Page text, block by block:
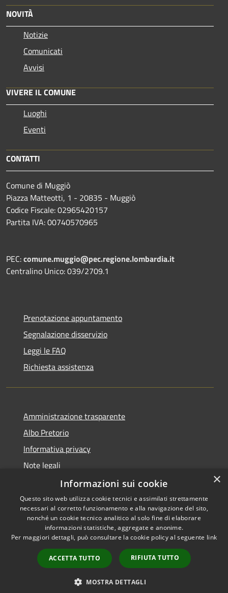
NOVITÀ
Notizie
Comunicati
Avvisi
VIVERE IL COMUNE
Luoghi
Eventi
CONTATTI
Comune di Muggiò
Piazza Matteotti, 1 - 20835 - Muggiò
Codice Fiscale: 02965420157
Partita IVA: 00740570965
PEC:comune.muggio@pec.regione.lombardia.it
Centralino Unico: 039/2709.1
Prenotazione appuntamento
Segnalazione disservizio
Leggi le FAQ
Richiesta assistenza
Amministrazione trasparente
Albo Pretorio
Informativa privacy
Note legali
Dichiarazione di accessibilità
RSS
Accessibilità
Copyright © 2026 • Comune di
Municipium•
Accesso
redazione
×
Informazioni sui cookie
Questo sito web utilizza cookie tecnici e assimilati strettamente
necessari al corretto funzionamento e alla navigazione del sito,
nonché un cookie tecnico analitico al solo fine di elaborare
informazioni statistiche, aggregate e anonime.
Per maggiori dettagli, può consultare la cookie policy al seguente link
ACCETTA TUTTO RIFIUTA TUTTO
MOSTRA DETTAGLI